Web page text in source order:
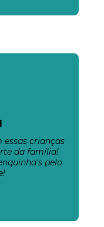
essas crianças
da família!
pelo